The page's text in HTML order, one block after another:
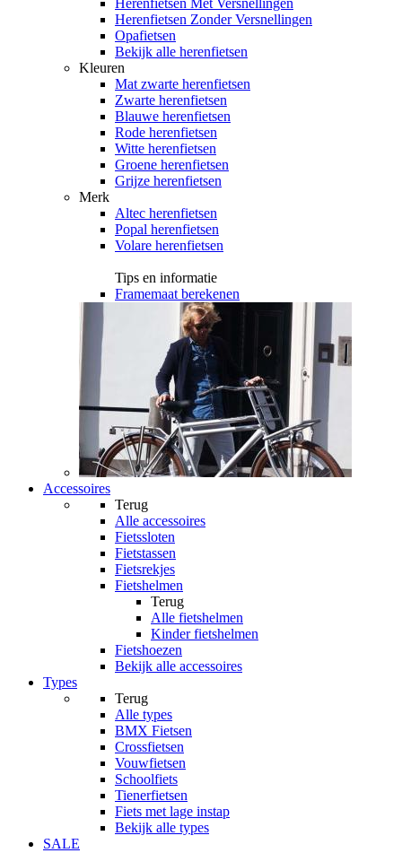
Herenfietsen Met Versnellingen
Herenfietsen Zonder Versnellingen
Opafietsen
Bekijk alle herenfietsen
Kleuren
Mat zwarte herenfietsen
Zwarte herenfietsen
Blauwe herenfietsen
Rode herenfietsen
Witte herenfietsen
Groene herenfietsen
Grijze herenfietsen
Merk
Altec herenfietsen
Popal herenfietsen
Volare herenfietsen
Tips en informatie
Framemaat berekenen
Accessoires
Terug
Alle accessoires
Fietssloten
Fietstassen
Fietsrekjes
Fietshelmen
Terug
Alle fietshelmen
Kinder fietshelmen
Fietshoezen
Bekijk alle accessoires
Types
Terug
Alle types
BMX Fietsen
Crossfietsen
Vouwfietsen
Schoolfiets
Tienerfietsen
Fiets met lage instap
Bekijk alle types
SALE